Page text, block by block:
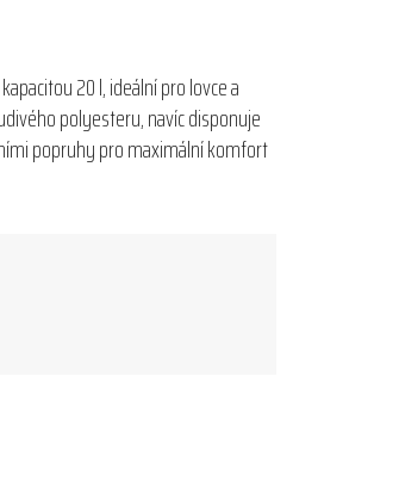
20 l, ideální pro lovce a
polyesteru, navíc disponuje
popruhy pro maximální komfort